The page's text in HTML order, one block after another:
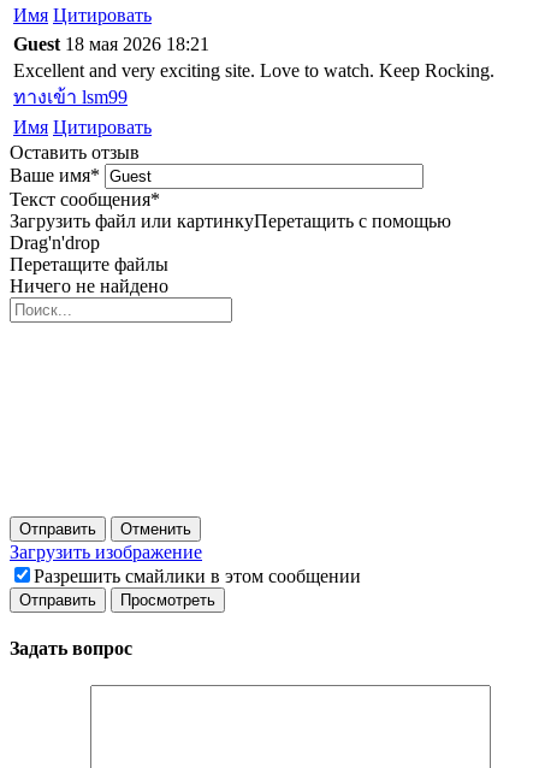
Имя Цитировать
Guest 18 мая 2026 18:21
Excellent and very exciting site. Love to watch. Keep Rocking.
ทางเข้า lsm99
Имя Цитировать
Оставить отзыв
Ваше имя*
Текст сообщения*
Загрузить файл или картинкуПеретащить с помощью
Drag'n'drop
Перетащите файлы
Ничего не найдено
Отправить Отменить
Загрузить изображение
Разрешить смайлики в этом сообщении
Задать вопрос